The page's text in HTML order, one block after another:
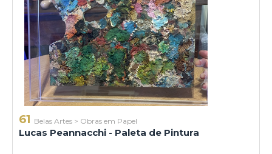
61 Belas Artes > Obras em Papel
Lucas Peannacchi - Paleta de Pintura